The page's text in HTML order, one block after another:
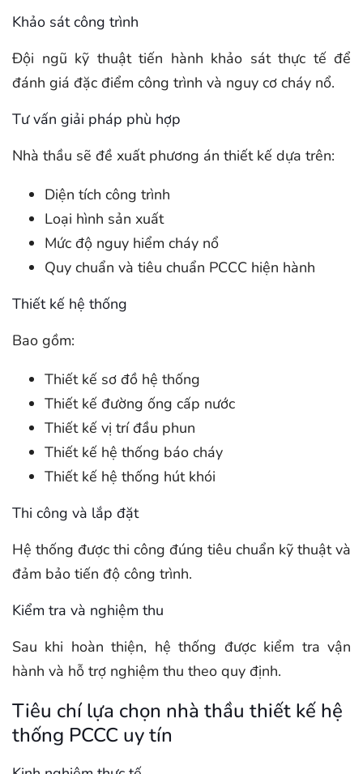
Khảo sát công trình
Đội ngũ kỹ thuật tiến hành khảo sát thực tế để
đánh giá đặc điểm công trình và nguy cơ cháy nổ.
Tư vấn giải pháp phù hợp
Nhà thầu sẽ đề xuất phương án thiết kế dựa trên:
Diện tích công trình
Loại hình sản xuất
Mức độ nguy hiểm cháy nổ
Quy chuẩn và tiêu chuẩn PCCC hiện hành
Thiết kế hệ thống
Bao gồm:
Thiết kế sơ đồ hệ thống
Thiết kế đường ống cấp nước
Thiết kế vị trí đầu phun
Thiết kế hệ thống báo cháy
Thiết kế hệ thống hút khói
Thi công và lắp đặt
Hệ thống được thi công đúng tiêu chuẩn kỹ thuật và
đảm bảo tiến độ công trình.
Kiểm tra và nghiệm thu
Sau khi hoàn thiện, hệ thống được kiểm tra vận
hành và hỗ trợ nghiệm thu theo quy định.
Tiêu chí lựa chọn nhà thầu thiết kế hệ
thống PCCC uy tín